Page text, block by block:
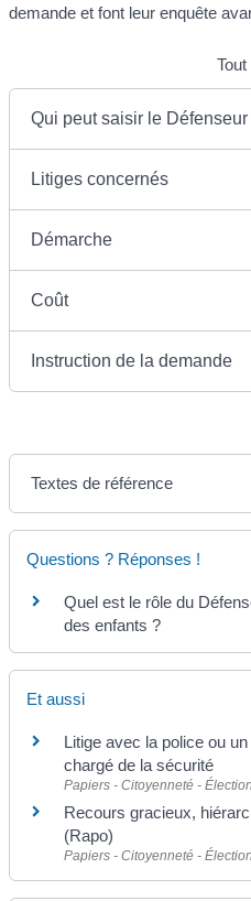
demande et font leur enquête
Qui peut saisir le
Litiges concernés
Démarche
Coût
Instruction de la demande
Textes de référence
Questions ? Réponses !
Quel est le rôle du
des enfants ?
Et aussi
Litige avec la police ou
chargé de la sécurité
Papiers - Citoyenneté -
Recours gracieux,
(Rapo)
Papiers - Citoyenneté -